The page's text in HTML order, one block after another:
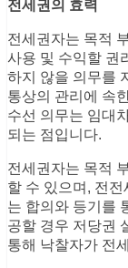
전세권의 효력
전세권자는 목적
사용 및 수익할 권
하지 않을 의무를
통상의 관리에 속
수선 의무는 임대
되는 점입니다.
전세권자는 목적
할 수 있으며, 전
는 합의와 등기를
공할 경우 저당권
통해 낙찰자가 전